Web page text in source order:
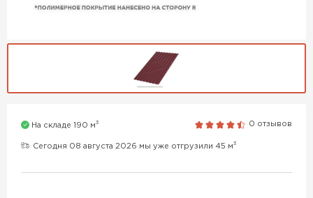
На складе 190 м3 0 отзывов
Сегодня 08 августа 2026 мы уже отгрузили 45 м3